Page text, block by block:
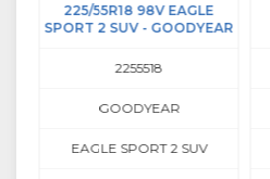
225/55R18 98V EAGLE
SPORT 2 SUV - GOODYEAR
2255518
GOODYEAR
EAGLE SPORT 2 SUV